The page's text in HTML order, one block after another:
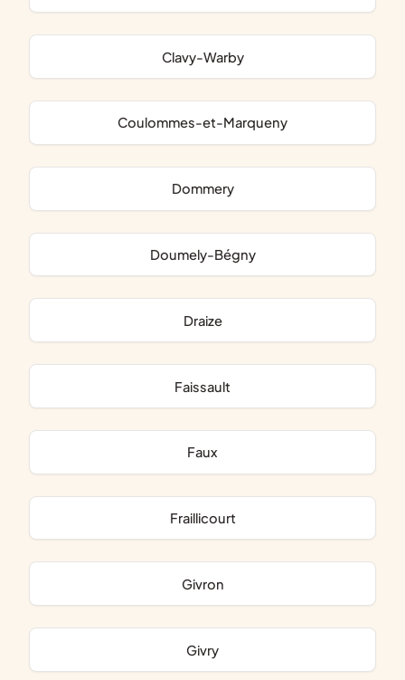
Clavy-Warby
Coulommes-et-Marqueny
Dommery
Doumely-Bégny
Draize
Faissault
Faux
Fraillicourt
Givron
Givry